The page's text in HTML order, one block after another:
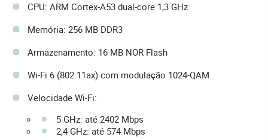
CPU: ARM Cortex-A53 dual-core 1,3 GHz
Memória: 256 MB DDR3
Armazenamento: 16 MB NOR Flash
Wi-Fi 6 (802.11ax) com modulação 1024-QAM
Velocidade Wi-Fi:
5 GHz: até 2402 Mbps
2,4 GHz: até 574 Mbps